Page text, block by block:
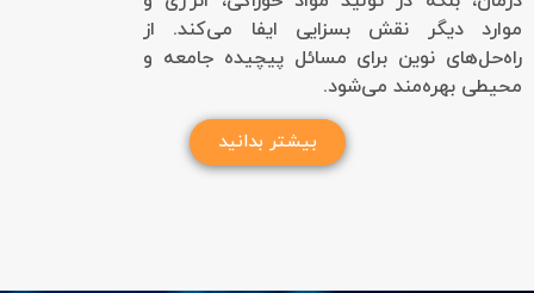
موارد دیگر نقش بسزایی ایفا می‌کند. از
راه‌حل‌های نوین برای مسائل پیچیده جامعه و
محیطی بهره‌مند می‌شود.
بیشتر بدانید